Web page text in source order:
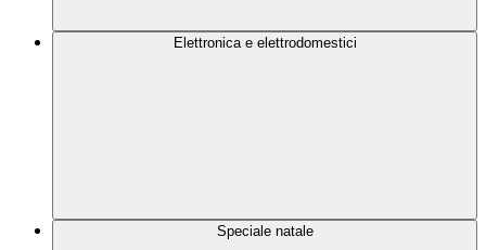
Elettronica e elettrodomestici
Speciale natale